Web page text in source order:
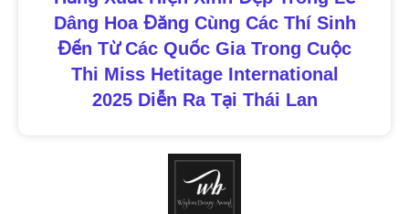
Dâng Hoa Đăng Cùng Các Thí Sinh
Đến Từ Các Quốc Gia Trong Cuộc
Thi Miss Hetitage International
2025 Diễn Ra Tại Thái Lan